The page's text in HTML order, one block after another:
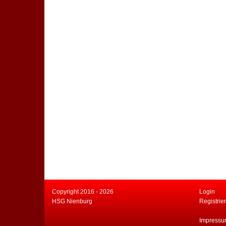
Copyright 2016 - 2026
HSG Nienburg
Login